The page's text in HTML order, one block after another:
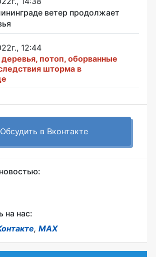
ветер продолжает
12:44
потоп, оборванные
шторма в
Обсудить в Вконтакте
на нас:
, MAX